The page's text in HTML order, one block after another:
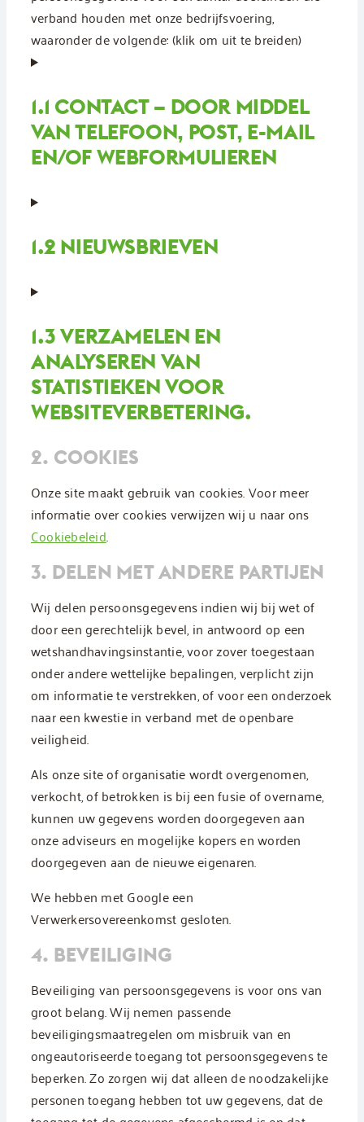
verband houden met onze bedrijfsvoering,
waaronder de volgende: (klik om uit te breiden)
1.1 CONTACT – DOOR MIDDEL
VAN TELEFOON, POST, E-MAIL
EN/OF WEBFORMULIEREN
1.2 NIEUWSBRIEVEN
1.3 VERZAMELEN EN
ANALYSEREN VAN
STATISTIEKEN VOOR
WEBSITEVERBETERING.
2. COOKIES
Onze site maakt gebruik van cookies. Voor meer
informatie over cookies verwijzen wij u naar ons
Cookiebeleid.
3. DELEN MET ANDERE PARTIJEN
Wij delen persoonsgegevens indien wij bij wet of
door een gerechtelijk bevel, in antwoord op een
wetshandhavingsinstantie, voor zover toegestaan
onder andere wettelijke bepalingen, verplicht zijn
om informatie te verstrekken, of voor een onderzoek
naar een kwestie in verband met de openbare
veiligheid.
Als onze site of organisatie wordt overgenomen,
verkocht, of betrokken is bij een fusie of overname,
kunnen uw gegevens worden doorgegeven aan
onze adviseurs en mogelijke kopers en worden
doorgegeven aan de nieuwe eigenaren.
We hebben met Google een
Verwerkersovereenkomst gesloten.
4. BEVEILIGING
Beveiliging van persoonsgegevens is voor ons van
groot belang. Wij nemen passende
beveiligingsmaatregelen om misbruik van en
ongeautoriseerde toegang tot persoonsgegevens te
beperken. Zo zorgen wij dat alleen de noodzakelijke
personen toegang hebben tot uw gegevens, dat de